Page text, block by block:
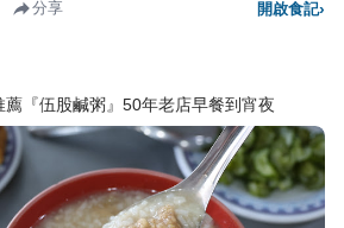
分享 開啟食記›
薦『伍股鹹粥』50年老店早餐到宵夜